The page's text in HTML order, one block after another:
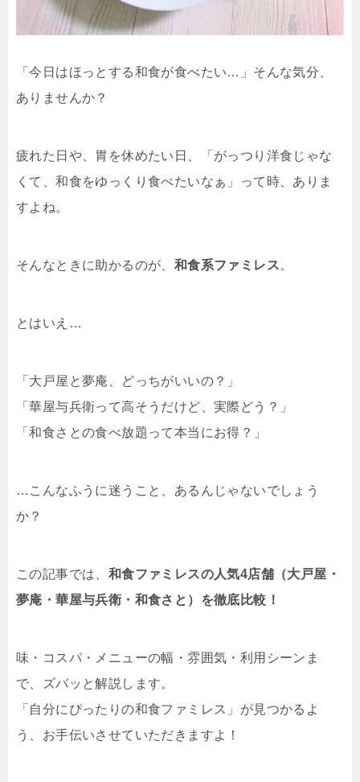
「今日はほっとする和食が食べたい…」そんな気分、
ありませんか？
疲れた日や、胃を休めたい日、「がっつり洋食じゃな
くて、和食をゆっくり食べたいなぁ」って時、ありま
すよね。
そんなときに助かるのが、 和食系ファミレス。
とはいえ…
「大戸屋と夢庵、どっちがいいの？」
「華屋与兵衛って高そうだけど、実際どう？」
「和食さとの食べ放題って本当にお得？」
…こんなふうに迷うこと、あるんじゃないでしょう
か？
この記事では、 和食ファミレスの人気4店舗（大戸屋・
夢庵・華屋与兵衛・和食さと）を徹底比較！
味・コスパ・メニューの幅・雰囲気・利用シーンま
で、ズバッと解説します。
「自分にぴったりの和食ファミレス」が見つかるよ
う、お手伝いさせていただきますよ！